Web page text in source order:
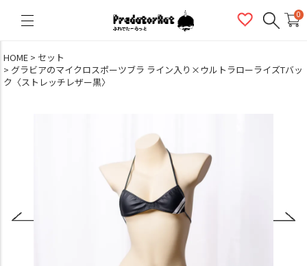
0
HOME
セット
グラビアのマイクロスポーツブラ ライン入り×ウルトラローライズTバッ
ク〈ストレッチレザー黒〉